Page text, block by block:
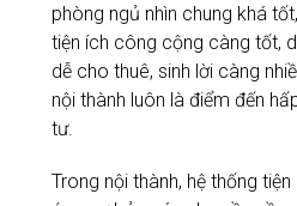
phòng ngủ nhìn chung khá
tiện ích công cộng càng tốt,
dễ cho thuê, sinh lời càng
nội thành luôn là điểm đến
tư.
Trong nội thành, hệ thống